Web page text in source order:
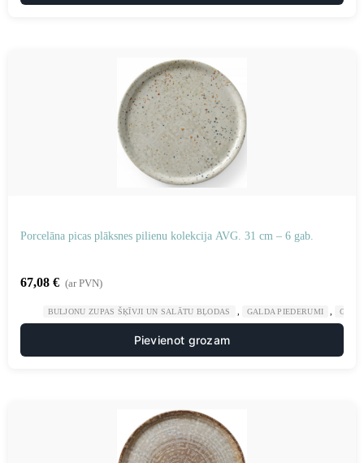
Porcelāna picas plāksnes pilienu kolekcija AVG. 31 cm – 6 gab.
67,08 € (ar PVN)
BULJONU ZUPAS ŠĶĪVJI UN SALĀTU BĻODAS GALDA PIEDERUMI
Pievienot grozam